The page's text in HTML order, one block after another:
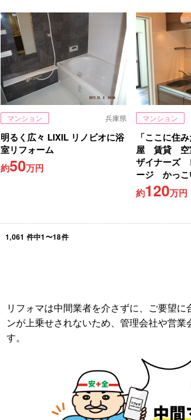
マンション 兵庫県
明るく広々 LIXIL リノビオに浴
室リフォーム
約50万円
マンション
「ここに住
屋 賃貸 空
ザイナーズ
ージ かっこ
約120万円
1,061 件中1〜18件
リフォマは中間業者を介さずに、ご要望
ンが上乗せされないため、管理会社や営
す。